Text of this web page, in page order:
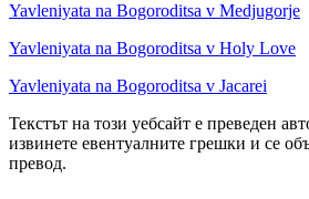
Yavleniyata na Bogoroditsa v Medjugorje
Yavleniyata na Bogoroditsa v Holy Love
Yavleniyata na Bogoroditsa v Jacarei
Текстът на този уебсайт е преведен
извинете евентуалните грешки и се
превод.